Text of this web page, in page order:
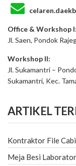
Office & Workshop I:
Jl. Saen, Pondok
Workshop II:
Jl. Sukamantri –
Sukamantri, Kec.
ARTIKEL
Kontraktor File
Meja Besi